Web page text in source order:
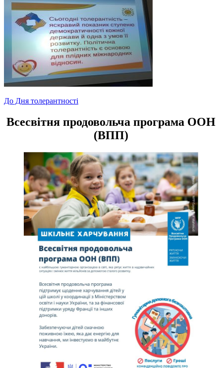
Навігація
записів
До Дня толерантності
Всесвітня продовольча програма ООН
(ВПП)